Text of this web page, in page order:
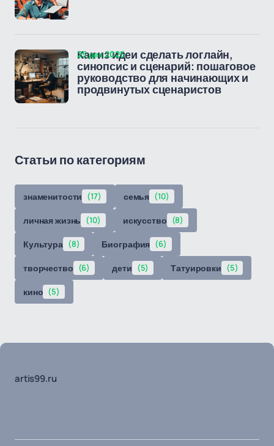
Как из идеи сделать логлайн,
синопсис и сценарий: пошаговое
руководство для начинающих и
продвинутых сценаристов
25 дек 2025
Статьи по категориям
знаменитости (17) семья (10)
личная жизнь (10) искусство (8)
Культура (8) Биография (6)
творчество (6) дети (5) Татуировки (5)
кино (5)
artis99.ru